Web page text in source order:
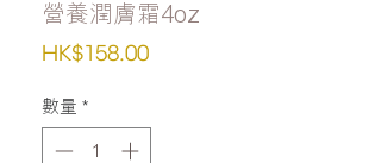
營養潤膚霜4oz
HK$158.00價
數量 *